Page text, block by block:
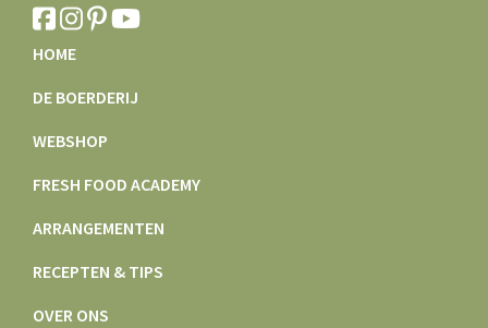
HOME
DE BOERDERIJ
WEBSHOP
FRESH FOOD ACADEMY
ARRANGEMENTEN
RECEPTEN & TIPS
OVER ONS